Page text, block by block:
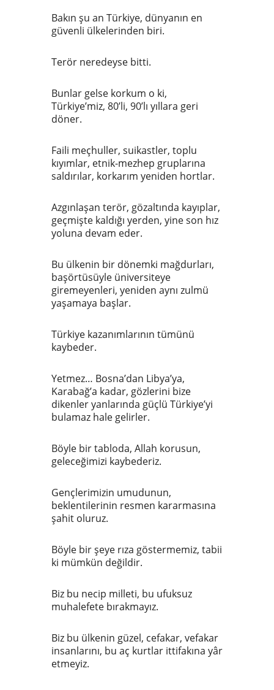
Bakın şu an Türkiye, dünyanın en
güvenli ülkelerinden biri.
Terör neredeyse bitti.
Bunlar gelse korkum o ki,
Türkiye’miz, 80’li, 90’lı yıllara geri
döner.
Faili meçhuller, suikastler, toplu
kıyımlar, etnik-mezhep gruplarına
saldırılar, korkarım yeniden hortlar.
Azgınlaşan terör, gözaltında kayıplar,
geçmişte kaldığı yerden, yine son hız
yoluna devam eder.
Bu ülkenin bir dönemki mağdurları,
başörtüsüyle üniversiteye
giremeyenleri, yeniden aynı zulmü
yaşamaya başlar.
Türkiye kazanımlarının tümünü
kaybeder.
Yetmez… Bosna’dan Libya’ya,
Karabağ’a kadar, gözlerini bize
dikenler yanlarında güçlü Türkiye’yi
bulamaz hale gelirler.
Böyle bir tabloda, Allah korusun,
geleceğimizi kaybederiz.
Gençlerimizin umudunun,
beklentilerinin resmen kararmasına
şahit oluruz.
Böyle bir şeye rıza göstermemiz, tabii
ki mümkün değildir.
Biz bu necip milleti, bu ufuksuz
muhalefete bırakmayız.
Biz bu ülkenin güzel, cefakar, vefakar
insanlarını, bu aç kurtlar ittifakına yâr
etmeyiz.